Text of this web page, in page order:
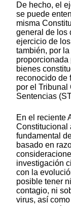
De hecho, el
se puede
misma
general de los
ejercicio de
también, por
proporcionada
bienes
reconocido de
por el Tribunal
Sentencias
En el reciente
Constitucional
fundamental
basado en
investigación
con la
posible tener
contagio, ni
virus, así